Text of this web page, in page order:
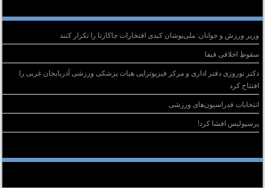
وزیر ورزش و جوانان: ملی‌پوشان کبدی افتخارات جاکارتا را تکرار کنند
سقوطِ اخلاقی فیفا
دکتر نوروزی دفتر اداری و مرکز فیزیوتراپی هیات پزشکی ورزشی آذربایجان غربی را
افتتاح کرد
انتخابات فدراسیون‌های ورزشی
پرسپولیس افشا کرد!
دیدگاه‌ها